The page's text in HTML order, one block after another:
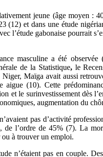
jeune (âge moyen :
(12) et dans une étude
l’étude gabonaise pourrait
masculine a été
de la Statistique, le
Maïga avait aussi
aigue (10). Cette
et le surinvestissement dès
augmentation du
pas d’activité
de l’ordre de 45% (7). La
à trouver un emploi.
n’étaient pas en couple.